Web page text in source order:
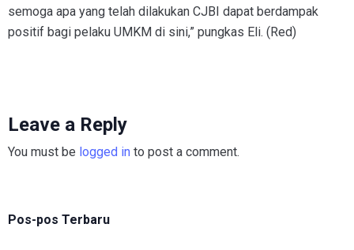
semoga apa yang telah dilakukan CJBI dapat berdampak
positif bagi pelaku UMKM di sini,” pungkas Eli. (Red)
Leave a Reply
You must be logged in to post a comment.
Pos-pos Terbaru